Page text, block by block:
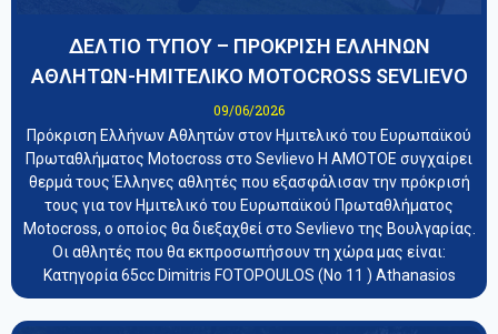
ΔΕΛΤΙΟ ΤΥΠΟΥ – ΠΡΟΚΡΙΣΗ ΕΛΛΗΝΩΝ
ΑΘΛΗΤΩΝ-ΗΜΙΤΕΛΙΚΟ MOTOCROSS SEVLIEVO
09/06/2026
Πρόκριση Ελλήνων Αθλητών στον Ημιτελικό του Ευρωπαϊκού
Πρωταθλήματος Motocross στο Sevlievo Η ΑΜΟΤΟΕ συγχαίρει
θερμά τους Έλληνες αθλητές που εξασφάλισαν την πρόκρισή
τους για τον Ημιτελικό του Ευρωπαϊκού Πρωταθλήματος
Motocross, ο οποίος θα διεξαχθεί στο Sevlievo της Βουλγαρίας.
Οι αθλητές που θα εκπροσωπήσουν τη χώρα μας είναι:
Κατηγορία 65cc Dimitris FOTOPOULOS (Νο 11 ) Athanasios